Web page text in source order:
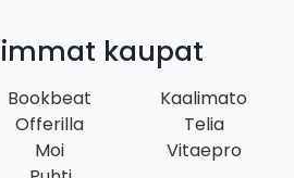
kaupat
Bookbeat
Kaalimato
Offerilla
Telia
Moi
Vitaepro